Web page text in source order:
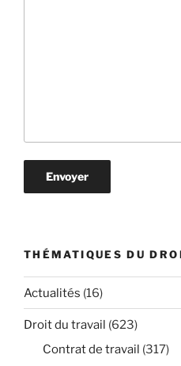
THÉMATIQUES DU
Actualités (16)
Droit du travail (623)
Contrat de travail (317)